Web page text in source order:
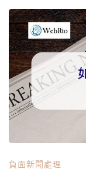
外，根據新聞文
至國際）的報導
片段時，興趣最終
在品牌知名度和收
同樣水平的報導和
發現自己在努力創
是提高品牌知名度
尋中的排名也較高
《新聞與觀察家
快就會發現，為了
負面新聞處理